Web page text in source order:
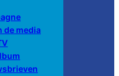
de media